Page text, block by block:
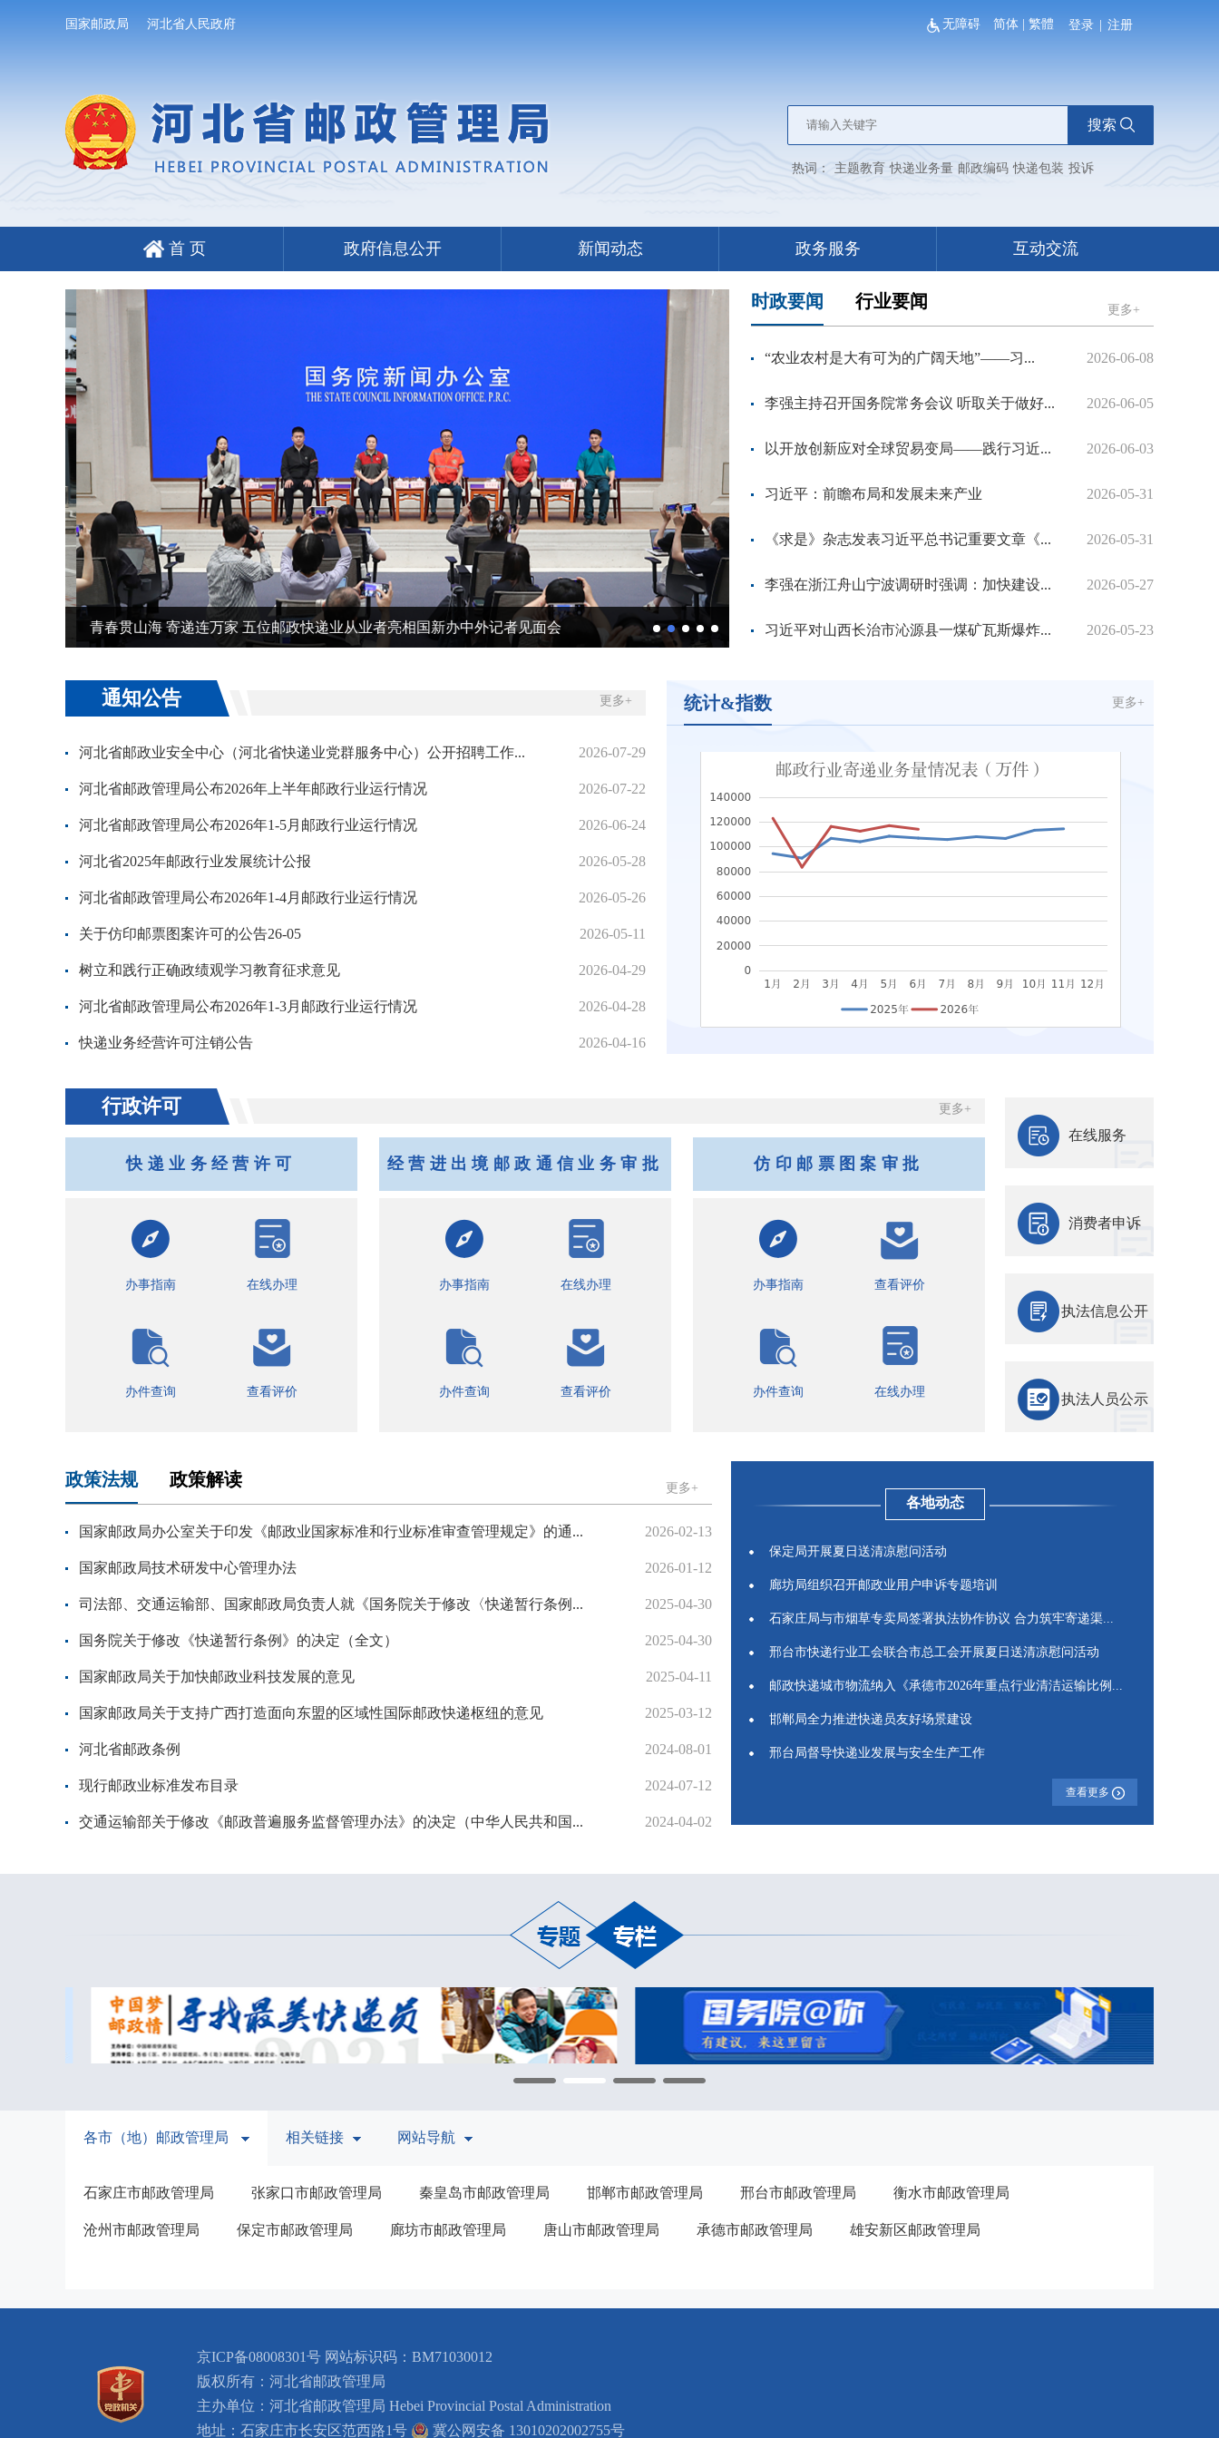
国家邮政局 河北省人民政府 无障碍 简体 繁體 登录 注册
搜索
热词： 主题教育 快递业务量 邮政编码 快递包装 投诉
首 页 政府信息公开 新闻动态 政务服务 互动交流
青春贯山海 寄递连万家 五位邮政快递业从业者亮相国新办中外记者见面会 河北局赴正定开展主题党日活动 以正确政绩观引领邮政快递业高质量发展
时政要闻 行业要闻 更多+
“农业农村是大有可为的广阔天地”——习... 2026-06-08
李强主持召开国务院常务会议 听取关于做好... 2026-06-05
以开放创新应对全球贸易变局——践行习近... 2026-06-03
习近平：前瞻布局和发展未来产业 2026-05-31
《求是》杂志发表习近平总书记重要文章《... 2026-05-31
李强在浙江舟山宁波调研时强调：加快建设... 2026-05-27
习近平对山西长治市沁源县一煤矿瓦斯爆炸... 2026-05-23
通知公告 更多+
河北省邮政业安全中心（河北省快递业党群服务中心）公开招聘工作... 2026-07-29
河北省邮政管理局公布2026年上半年邮政行业运行情况 2026-07-22
河北省邮政管理局公布2026年1-5月邮政行业运行情况 2026-06-24
河北省2025年邮政行业发展统计公报 2026-05-28
河北省邮政管理局公布2026年1-4月邮政行业运行情况 2026-05-26
关于仿印邮票图案许可的公告26-05 2026-05-11
树立和践行正确政绩观学习教育征求意见 2026-04-29
河北省邮政管理局公布2026年1-3月邮政行业运行情况 2026-04-28
快递业务经营许可注销公告 2026-04-16
统计&指数 更多+
行政许可 更多+
快递业务经营许可
办事指南 在线办理
办件查询 查看评价
经营进出境邮政通信业务审批
办事指南 在线办理
办件查询 查看评价
仿印邮票图案审批
办事指南 查看评价
办件查询 在线办理
在线服务
消费者申诉
执法信息公开
执法人员公示
政策法规 政策解读 更多+
国家邮政局办公室关于印发《邮政业国家标准和行业标准审查管理规定》的通... 2026-02-13
国家邮政局技术研发中心管理办法 2026-01-12
司法部、交通运输部、国家邮政局负责人就《国务院关于修改〈快递暂行条例... 2025-04-30
国务院关于修改《快递暂行条例》的决定（全文） 2025-04-30
国家邮政局关于加快邮政业科技发展的意见 2025-04-11
国家邮政局关于支持广西打造面向东盟的区域性国际邮政快递枢纽的意见 2025-03-12
河北省邮政条例 2024-08-01
现行邮政业标准发布目录 2024-07-12
交通运输部关于修改《邮政普遍服务监督管理办法》的决定（中华人民共和国... 2024-04-02
各地动态
保定局开展夏日送清凉慰问活动
廊坊局组织召开邮政业用户申诉专题培训
石家庄局与市烟草专卖局签署执法协作协议 合力筑牢寄递渠...
邢台市快递行业工会联合市总工会开展夏日送清凉慰问活动
邮政快递城市物流纳入《承德市2026年重点行业清洁运输比例...
邯郸局全力推进快递员友好场景建设
邢台局督导快递业发展与安全生产工作
查看更多
各市（地）邮政管理局 相关链接 网站导航
石家庄市邮政管理局 张家口市邮政管理局 秦皇岛市邮政管理局 邯郸市邮政管理局 邢台市邮政管理局 衡水市邮政管理局
沧州市邮政管理局 保定市邮政管理局 廊坊市邮政管理局 唐山市邮政管理局 承德市邮政管理局 雄安新区邮政管理局
京ICP备08008301号 网站标识码：BM71030012
版权所有：河北省邮政管理局
主办单位：河北省邮政管理局 Hebei Provincial Postal Administration
地址：石家庄市长安区范西路1号
冀公网安备 13010202002755号